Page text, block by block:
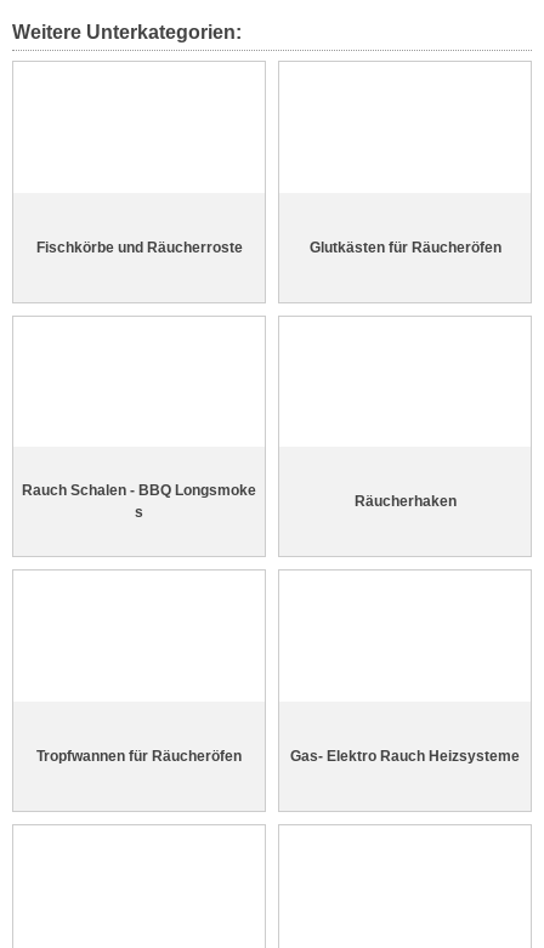
Weitere Unterkategorien:
Fischkörbe und Räucherroste Glutkästen für Räucheröfen
Rauch Schalen - BBQ Longsmoke
s
Räucherhaken
Tropfwannen für Räucheröfen Gas- Elektro Rauch Heizsysteme